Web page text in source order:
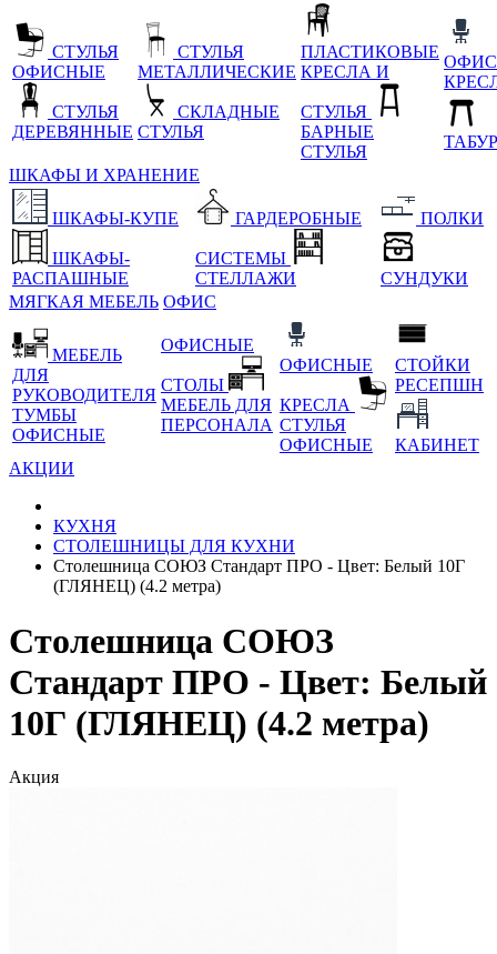
СТУЛЬЯ
ОФИСНЫЕ
СТУЛЬЯ
ДЕРЕВЯННЫЕ
СТУЛЬЯ
МЕТАЛЛИЧЕСКИЕ
СКЛАДНЫЕ
СТУЛЬЯ
ПЛАСТИКОВЫЕ
КРЕСЛА И
СТУЛЬЯ
БАРНЫЕ
СТУЛЬЯ
ШКАФЫ И ХРАНЕНИЕ
ШКАФЫ-КУПЕ
ШКАФЫ-
РАСПАШНЫЕ
ГАРДЕРОБНЫЕ
СИСТЕМЫ
СТЕЛЛАЖИ
ПОЛКИ
СУНДУКИ
МЯГКАЯ МЕБЕЛЬ ОФИС
МЕБЕЛЬ
ДЛЯ
РУКОВОДИТЕЛЯ
ТУМБЫ
ОФИСНЫЕ
ОФИСНЫЕ
СТОЛЫ
МЕБЕЛЬ ДЛЯ
ПЕРСОНАЛА
ОФИСНЫЕ
КРЕСЛА
СТУЛЬЯ
ОФИСНЫЕ
СТОЙКИ
РЕСЕПШН
КАБИНЕТ
АКЦИИ
КУХНЯ
СТОЛЕШНИЦЫ ДЛЯ КУХНИ
Столешница СОЮЗ Стандарт ПРО - Цвет: Белый 10Г
(ГЛЯНЕЦ) (4.2 метра)
Столешница СОЮЗ
Стандарт ПРО - Цвет: Белый
10Г (ГЛЯНЕЦ) (4.2 метра)
Акция